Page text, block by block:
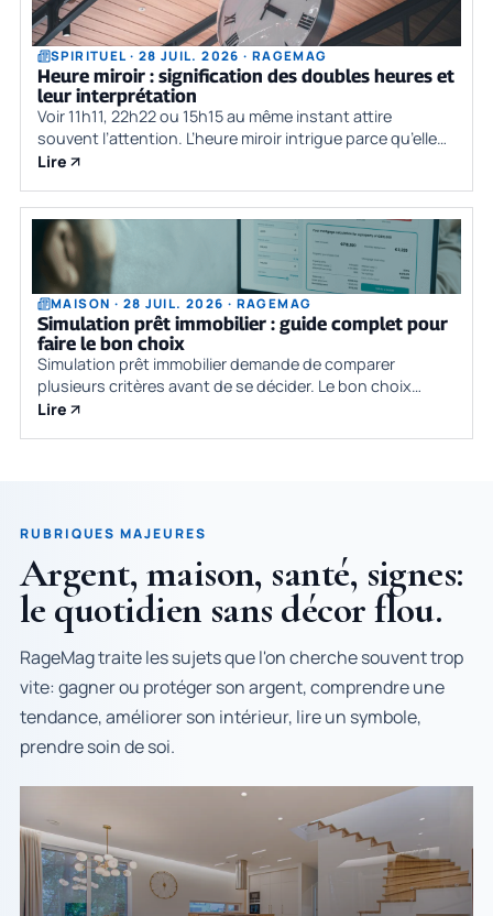
SPIRITUEL · 28 JUIL. 2026 · RAGEMAG
Heure miroir : signification des doubles heures et
leur interprétation
Voir 11h11, 22h22 ou 15h15 au même instant attire
souvent l’attention. L’heure miroir intrigue parce qu’elle
semble arriver au bon moment, avec une répétition
Lire
MAISON · 28 JUIL. 2026 · RAGEMAG
Simulation prêt immobilier : guide complet pour
faire le bon choix
Simulation prêt immobilier demande de comparer
plusieurs critères avant de se décider. Le bon choix
dépend du besoin réel, du budget, des contraintes
Lire
RUBRIQUES MAJEURES
Argent, maison, santé, signes:
le quotidien sans décor flou.
RageMag traite les sujets que l'on cherche souvent trop
vite: gagner ou protéger son argent, comprendre une
tendance, améliorer son intérieur, lire un symbole,
prendre soin de soi.